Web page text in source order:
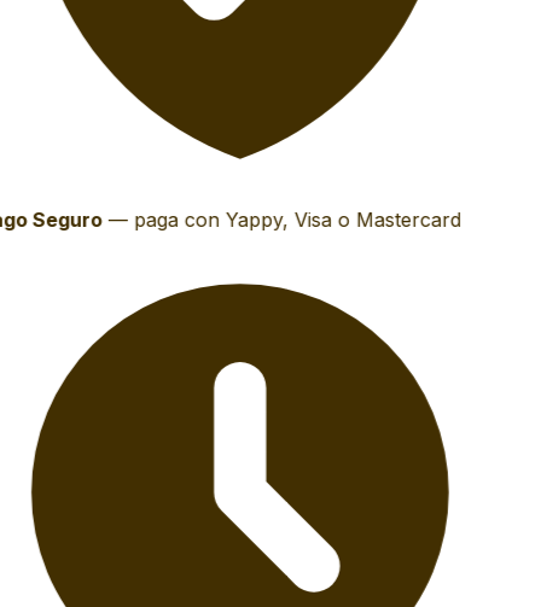
Seguro— paga con Yappy, Visa o Mastercard